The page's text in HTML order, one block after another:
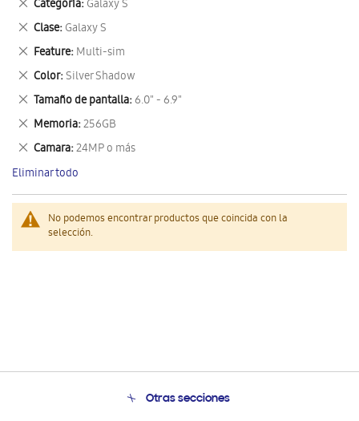
No podemos encontrar productos que coincida con la
selección.
Categoría Galaxy S
Eliminar
este
artículo
Clase Galaxy S
Eliminar
este
artículo
Feature Multi-sim
Eliminar
este
artículo
Color Silver Shadow
Eliminar
este
artículo
Tamaño de pantalla 6.0" - 6.9"
Eliminar
este
artículo
Memoria 256GB
Eliminar
este
artículo
Camara 24MP o más
Eliminar
este
artículo
Eliminar todo
Otras secciones